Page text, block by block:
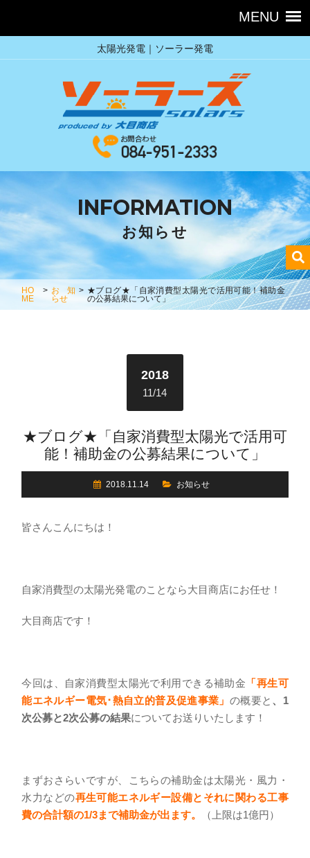
太陽光発電｜ソーラー発電
INFORMATION
お知らせ
HO
ME
> お知
らせ
> ★ブログ★「自家消費型太陽光で活用可能！補助金
の公募結果について」
2018
11/14
★ブログ★「自家消費型太陽光で活用可
能！補助金の公募結果について」
2018.11.14 お知らせ
皆さんこんにちは！
自家消費型の太陽光発電のことなら大目商店にお任せ！
大目商店です！
今回は、自家消費型太陽光で利用できる補助金 「再生可
能エネルギー電気･熱自立的普及促進事業」 の概要と 、 1
次公募と2次公募の結果についてお送りいたします！
まずおさらいですが、こちらの補助金は太陽光・風力・
水力などの再生可能エネルギー設備とそれに関わる工事
費の合計額の1/3まで補助金が出ます。
（上限は1億円）